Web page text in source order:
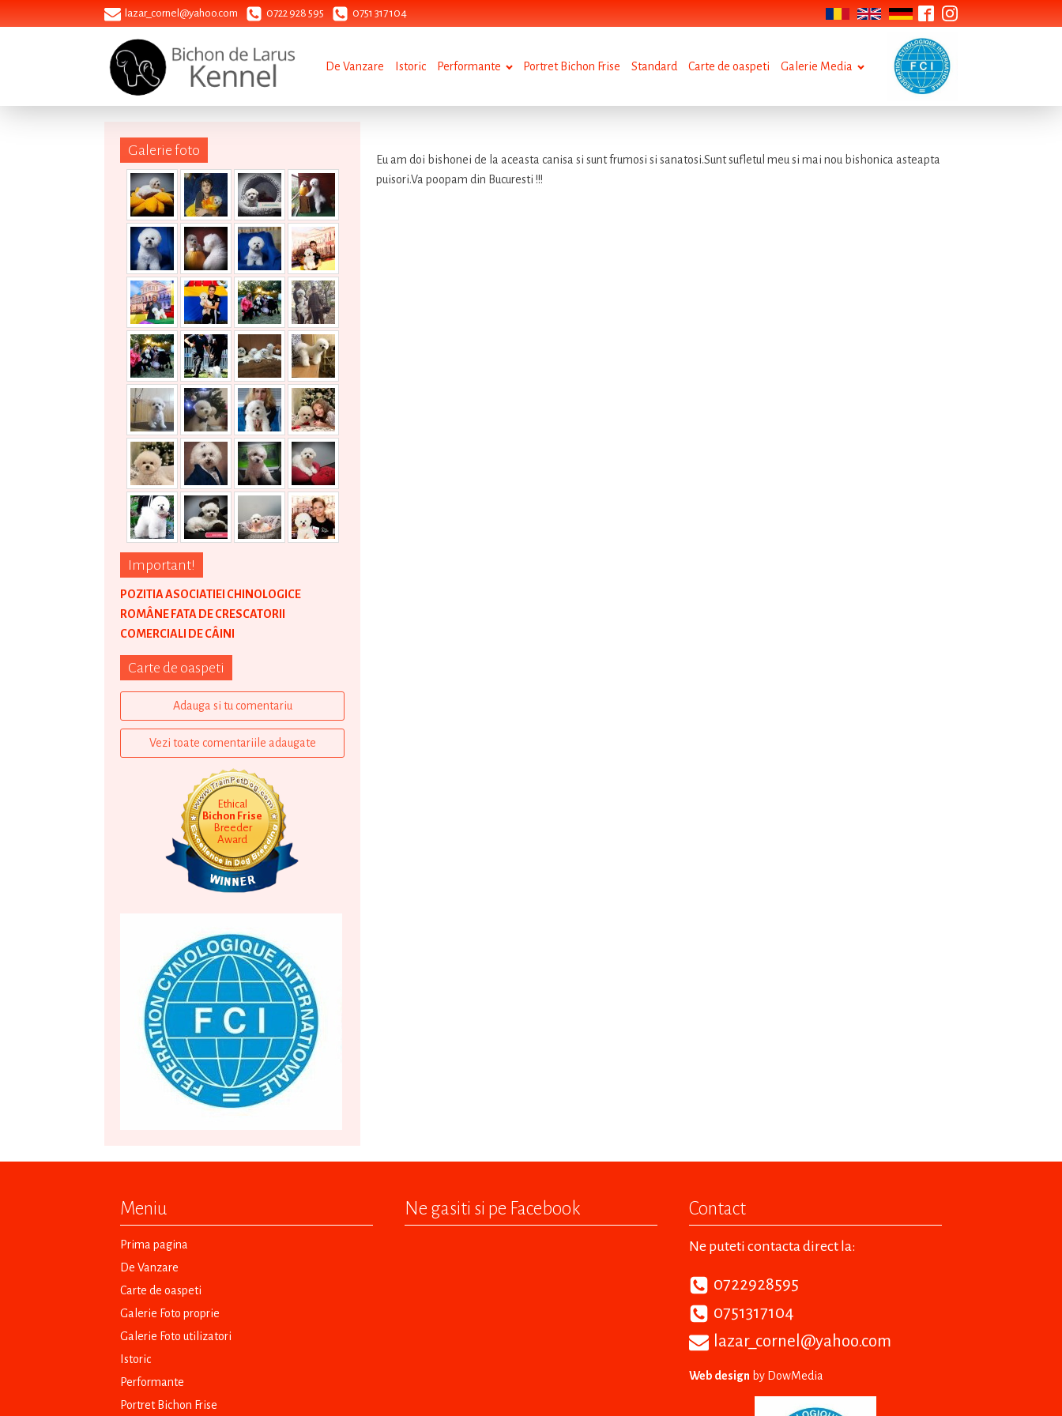
lazar_cornel@yahoo.com 0722 928 595 0751 317 104
De Vanzare Istoric Performante Portret Bichon Frise Standard Carte de oaspeti Galerie Media
Galerie foto
Important!
POZITIA ASOCIATIEI CHINOLOGICE
ROMÂNE FATA DE CRESCATORII
COMERCIALI DE CÂINI
Carte de oaspeti
Adauga si tu comentariu
Vezi toate comentariile adaugate
Ethical
Bichon Frise
Breeder
Award
Eu am doi bishonei de la aceasta canisa si sunt frumosi si sanatosi.Sunt sufletul meu si mai nou bishonica asteapta
puisori.Va poopam din Bucuresti !!!
Meniu
Prima pagina
De Vanzare
Carte de oaspeti
Galerie Foto proprie
Galerie Foto utilizatori
Istoric
Performante
Portret Bichon Frise
Ne gasiti si pe Facebook Contact
Ne puteti contacta direct la:
0722928595
0751317104
lazar_cornel@yahoo.com
Web design by DowMedia